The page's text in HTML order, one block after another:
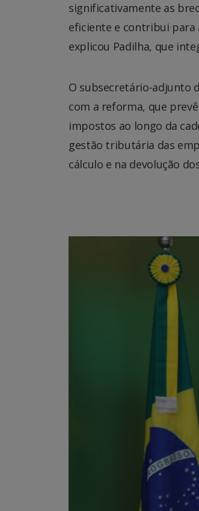
significativamente as
eficiente e contribui para
explicou Padilha, que
O subsecretário-adjunto
com a reforma, que
impostos ao longo da
gestão tributária das
cálculo e na devolução